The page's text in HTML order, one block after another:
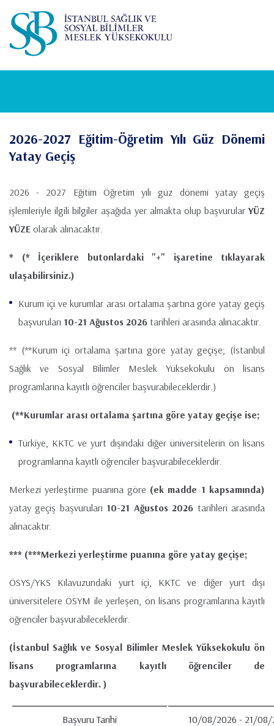
dikkat:
web
bir
içerir.
içeriğe
atla
2026-2027 Eğitim-Öğretim Yılı Güz Dönemi
Yatay Geçiş
2026 - 2027 Eğitim Öğretim yılı güz dönemi yatay geçiş
işlemleriyle ilgili bilgiler aşağıda yer almakta olup başvurular YÜZ
YÜZE olarak alınacaktır.
* (* İçeriklere butonlardaki "+" işaretine tıklayarak
ulaşabilirsiniz.)
Kurum içi ve kurumlar arası ortalama şartına göre yatay geçiş
başvuruları 10-21 Ağustos 2026 tarihleri arasında alınacaktır.
** (**Kurum içi ortalama şartına göre yatay geçişe; (İstanbul
Sağlık ve Sosyal Bilimler Meslek Yüksekokulu ön lisans
programlarına kayıtlı öğrenciler başvurabileceklerdir.)
(**Kurumlar arası ortalama şartına göre yatay geçişe ise;
Türkiye, KKTC ve yurt dışındaki diğer üniversitelerin ön lisans
programlarına kayıtlı öğrenciler başvurabileceklerdir.
Merkezi yerleştirme puanına göre (ek madde 1 kapsamında)
yatay geçiş başvuruları 10-21 Ağustos 2026 tarihleri arasında
alınacaktır.
*** (***Merkezi yerleştirme puanına göre yatay geçişe;
ÖSYS/YKS Kılavuzundaki yurt içi, KKTC ve diğer yurt dışı
üniversitelere ÖSYM ile yerleşen, ön lisans programlarına kayıtlı
öğrenciler başvurabileceklerdir.
(İstanbul Sağlık ve Sosyal Bilimler Meslek Yüksekokulu ön
lisans programlarına kayıtlı öğrenciler de
başvurabileceklerdir. )
Başvuru Tarihi 10/08/2026 - 21/08/